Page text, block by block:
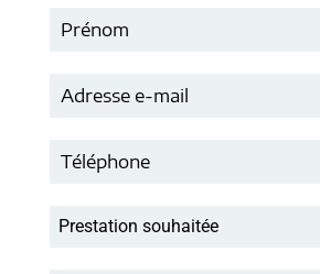
Prestation souhaitée